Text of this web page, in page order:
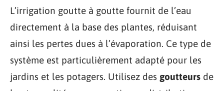
L’irrigation goutte à goutte fournit de l’eau
directement à la base des plantes, réduisant
ainsi les pertes dues à l’évaporation. Ce type de
système est particulièrement adapté pour les
jardins et les potagers. Utilisez des goutteurs de